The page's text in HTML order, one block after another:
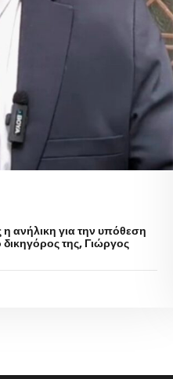
ανήλικη για την υπόθεση
της, Γιώργος